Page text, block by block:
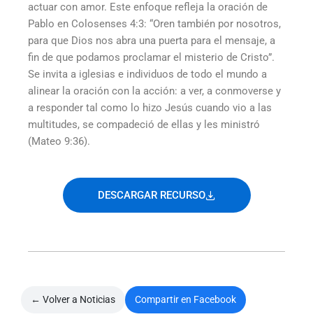
actuar con amor. Este enfoque refleja la oración de
Pablo en Colosenses 4:3: “Oren también por nosotros,
para que Dios nos abra una puerta para el mensaje, a
fin de que podamos proclamar el misterio de Cristo”.
Se invita a iglesias e individuos de todo el mundo a
alinear la oración con la acción: a ver, a conmoverse y
a responder tal como lo hizo Jesús cuando vio a las
multitudes, se compadeció de ellas y les ministró
(Mateo 9:36).
DESCARGAR RECURSO
← Volver a Noticias Compartir en Facebook